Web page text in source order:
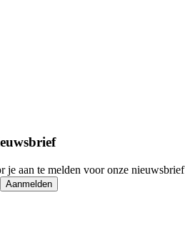
je aan te melden voor onze nieuwsbrief
Aanmelden